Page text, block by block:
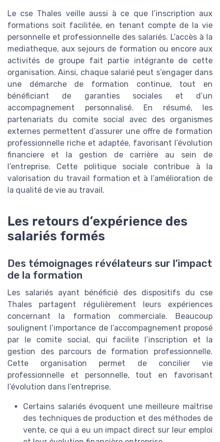
Le cse Thales veille aussi à ce que l’inscription aux
formations soit facilitée, en tenant compte de la vie
personnelle et professionnelle des salariés. L’accès à la
mediatheque, aux sejours de formation ou encore aux
activités de groupe fait partie intégrante de cette
organisation. Ainsi, chaque salarié peut s’engager dans
une démarche de formation continue, tout en
bénéficiant de garanties sociales et d’un
accompagnement personnalisé. En résumé, les
partenariats du comite social avec des organismes
externes permettent d’assurer une offre de formation
professionnelle riche et adaptée, favorisant l’évolution
financiere et la gestion de carrière au sein de
l’entreprise. Cette politique sociale contribue à la
valorisation du travail formation et à l’amélioration de
la qualité de vie au travail.
Les retours d’expérience des
salariés formés
Des témoignages révélateurs sur l’impact
de la formation
Les salariés ayant bénéficié des dispositifs du cse
Thales partagent régulièrement leurs expériences
concernant la formation commerciale. Beaucoup
soulignent l’importance de l’accompagnement proposé
par le comite social, qui facilite l’inscription et la
gestion des parcours de formation professionnelle.
Cette organisation permet de concilier vie
professionnelle et personnelle, tout en favorisant
l’évolution dans l’entreprise.
Certains salariés évoquent une meilleure maîtrise
des techniques de production et des méthodes de
vente, ce qui a eu un impact direct sur leur emploi